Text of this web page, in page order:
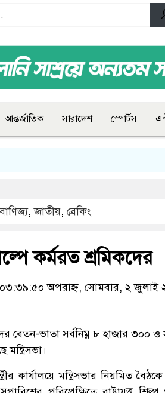
আন্তর্জাতিক সারাদেশ স্পোর্টস
,জাতীয়, ব্রেকিং
কর্মরত শ্রমিকদের
০৩:৩৯:৫০ অপরাহ্ন, সোমবার, ২ জুলাই
বেতন-ভাতা সর্বনিম্ন ৮ হাজার ৩০০
কার্যালয়ে মন্ত্রিসভার নিয়মিত